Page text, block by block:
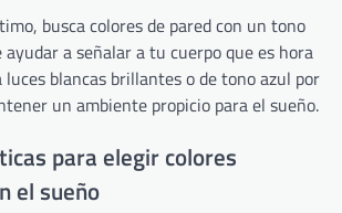
busca colores de pared con un tono
ayudar a señalar a tu cuerpo que es hora
blancas brillantes o de tono azul por
un ambiente propicio para el sueño.
para elegir colores
el sueño